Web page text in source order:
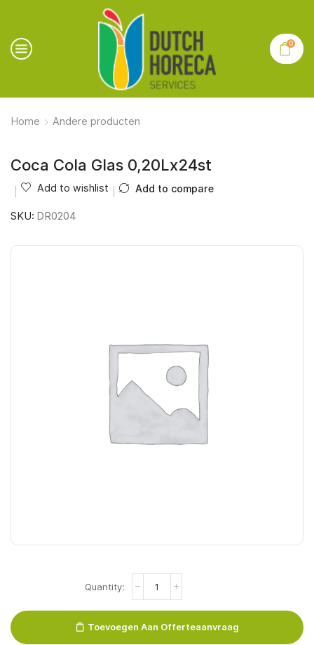
0
Home Andere producten
Coca Cola Glas 0,20Lx24st
Add to wishlist Add to compare
SKU: DR0204
quantity
Toevoegen Aan Offerteaanvraag